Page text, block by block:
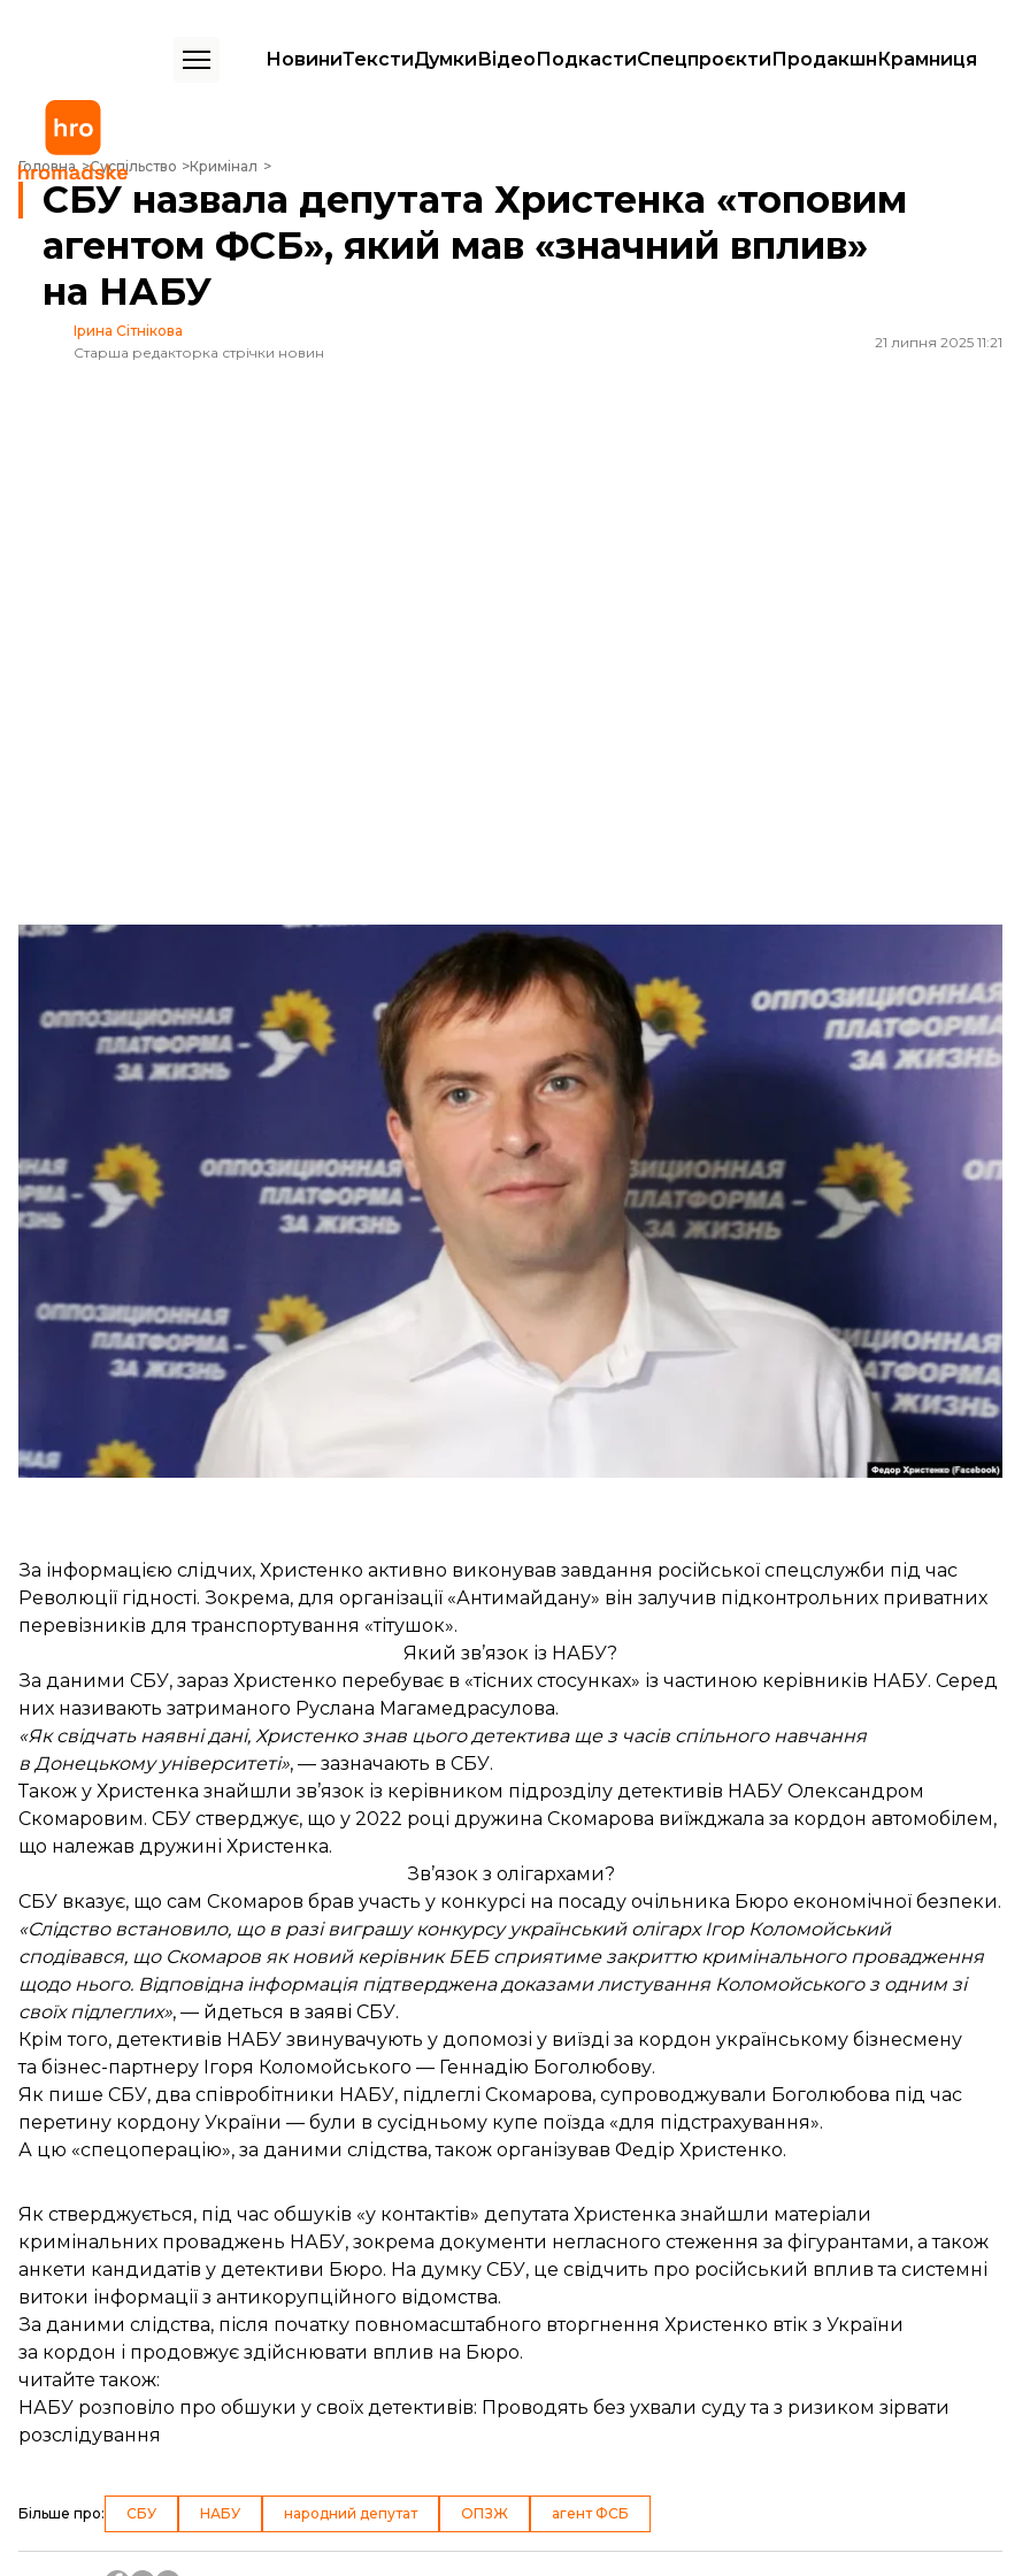
НовиниТекстиДумкиВідеоПодкастиСпецпроєктиПродакшнКрамниця
Головна Суспільство Кримінал
СБУ назвала депутата Христенка «топовим агентом ФСБ», який мав «значний вплив» на НАБУ
СБУ назвала депутата Христенка «топовим
агентом ФСБ», який мав «значний вплив»
на НАБУ
Ірина Сітнікова
Старша редакторка стрічки новин
21 липня 2025 11:21
Федір Христенко
Федір Христенко / Facebook
Служба безпеки України заявила, що чинний народний депутат від нині забороненої партії ОПЗЖ
Федір Христенко був топовим агентом ФСБ рф і відповідав за посилення російського впливу
на Національне антикорупційне бюро України (НАБУ).
йдетьсяв повідомленні СБУ.
За даними слідства, Христенко був завербований ФСБ ще за часів Януковича й наразі перебуває
Юрієм Іванющенком (відомим як Юра Єнакієвський)
— його називають
резидентом ФСБ та «смотрящим» від російської спецслужби за самопроголошеною «ДНР».
СБУ пише, що Христенко також був «зв’язковим» колаборанта Армена Саркісяна (відомого як Армен
Горлівський), якого
підірвалив одному з елітних московських ЖК на початку 2025 року.
За інформацією слідчих, Христенко активно виконував завдання російської спецслужби під час
Революції гідності. Зокрема, для організації «Антимайдану» він залучив підконтрольних приватних
перевізників для транспортування «тітушок».
Який зв’язок із НАБУ?
За даними СБУ, зараз Христенко перебуває в «тісних стосунках» із частиною керівників НАБУ. Серед
них називають затриманого Руслана Магамедрасулова.
«Як свідчать наявні дані, Христенко знав цього детектива ще з часів спільного навчання
в Донецькому університеті», — зазначають в СБУ.
Також у Христенка знайшли зв’язок із керівником підрозділу детективів НАБУ Олександром
Скомаровим. СБУ стверджує, що у 2022 році дружина Скомарова виїжджала за кордон автомобілем,
що належав дружині Христенка.
Зв’язок з олігархами?
СБУ вказує, що сам Скомаров брав участь у конкурсі на посаду очільника Бюро економічної безпеки.
«Слідство встановило, що в разі виграшу конкурсу український олігарх Ігор Коломойський
сподівався, що Скомаров як новий керівник БЕБ сприятиме закриттю кримінального провадження
щодо нього. Відповідна інформація підтверджена доказами листування Коломойського з одним зі
своїх підлеглих», — йдеться в заяві СБУ.
Крім того, детективів НАБУ звинувачують у допомозі у виїзді за кордон українському бізнесмену
та бізнес-партнеру Ігоря Коломойського — Геннадію Боголюбову.
Як пише СБУ, два співробітники НАБУ, підлеглі Скомарова, супроводжували Боголюбова під час
перетину кордону України — були в сусідньому купе поїзда «для підстрахування».
А цю «спецоперацію», за даними слідства, також організував Федір Христенко.
Як стверджується, під час обшуків «у контактів» депутата Христенка знайшли матеріали
кримінальних проваджень НАБУ, зокрема документи негласного стеження за фігурантами, а також
анкети кандидатів у детективи Бюро. На думку СБУ, це свідчить про російський вплив та системні
витоки інформації з антикорупційного відомства.
За даними слідства, після початку повномасштабного вторгнення Христенко втік з України
за кордон і продовжує здійснювати вплив на Бюро.
читайте також:
НАБУ розповіло про обшуки у своїх детективів: Проводять без ухвали суду та з ризиком зірвати
розслідування
Більше про: СБУ НАБУ народний депутат ОПЗЖ агент ФСБ